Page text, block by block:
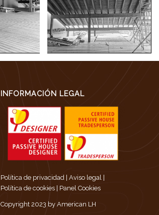
INFORMACIÓN LEGAL
Política de privacidad | Aviso legal |
Política de cookies | Panel Cookies
Copyright 2023 by American LH